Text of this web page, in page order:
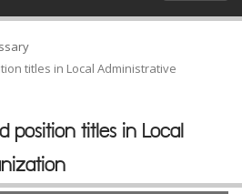
titles in Local Administrative
position titles in Local